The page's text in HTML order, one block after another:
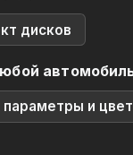
дисков
и цвет